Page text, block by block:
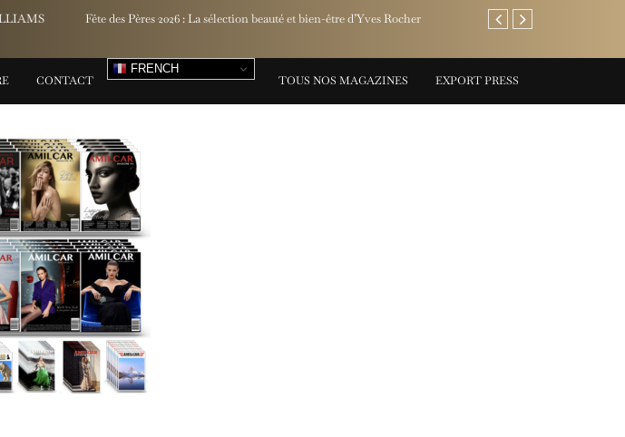
et bien-être d’Yves Rocher Jaeger-LeCoultre invite
EXPORT PRESS
TOUS NOS MAGAZINES
CONTACT
FRENCH